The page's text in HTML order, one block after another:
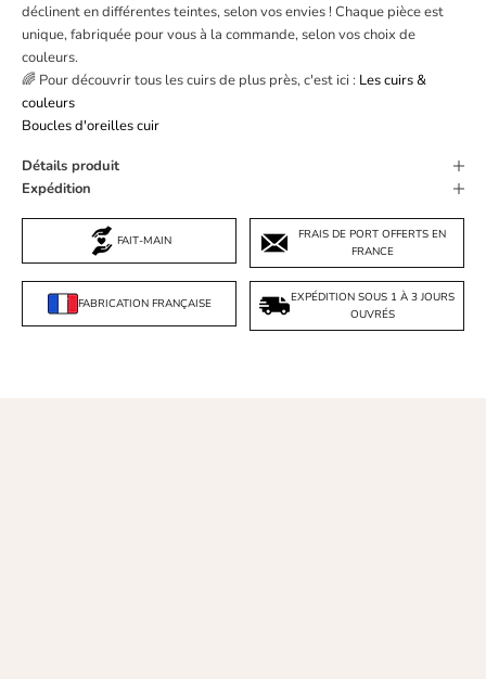
déclinent en différentes teintes, selon vos envies ! Chaque pièce est
unique, fabriquée pour vous à la commande, selon vos choix de
couleurs.
🌈 Pour découvrir tous les cuirs de plus près, c'est ici : Les cuirs &
couleurs
Boucles d'oreilles cuir
Détails produit
Expédition
FAIT-MAIN
FRAIS DE PORT OFFERTS EN
FRANCE
FABRICATION FRANÇAISE
EXPÉDITION SOUS 1 À 3 JOURS
OUVRÉS